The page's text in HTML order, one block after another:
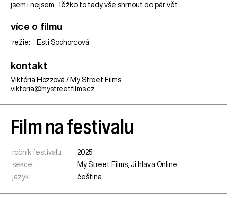
jsem i nejsem. Těžko to tady vše shrnout do pár vět.
více o filmu
režie: Esti Sochorcová
kontakt
Viktória Hozzová / My Street Films
viktoria@mystreetfilms.cz
Film na festivalu
ročník festivalu:
2025
sekce:
My Street Films,Ji.hlava Online
jazyk:
čeština